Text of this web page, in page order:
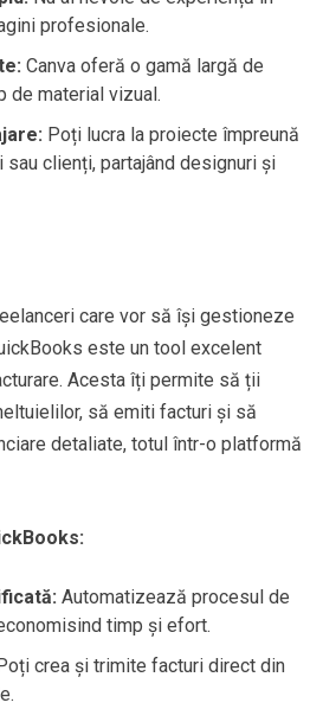
profesionale.
Canva oferă o gamă largă de
de material vizual.
Poți lucra la proiecte împreună
clienți, partajând designuri și
care vor să își gestioneze
este un tool excelent
Acesta îți permite să ții
să emiti facturi și să
detaliate, totul într-o platformă
Automatizează procesul de
timp și efort.
crea și trimite facturi direct din